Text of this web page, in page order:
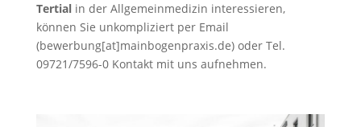
Tertial in der Allgemeinmedizin interessieren,
können Sie unkompliziert per Email
(bewerbung[at]mainbogenpraxis.de) oder Tel.
09721/7596-0 Kontakt mit uns aufnehmen.